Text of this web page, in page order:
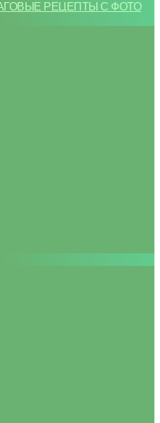
РЕЦЕПТЫ С ФОТО